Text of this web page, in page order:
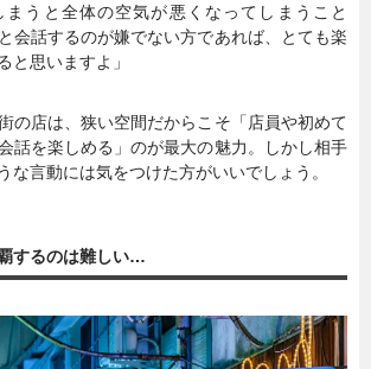
まうと全体の空気が悪くなってしまうこと
会話するのが嫌でない方であれば、とても楽
と思いますよ」
の店は、狭い空間だからこそ「店員や初めて
話を楽しめる」のが最大の魅力。しかし相手
な言動には気をつけた方がいいでしょう。
するのは難しい…